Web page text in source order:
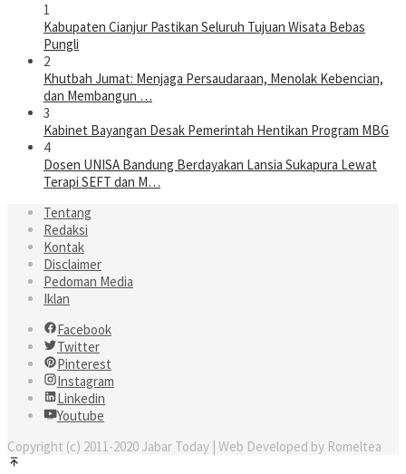
1
Kabupaten Cianjur Pastikan Seluruh Tujuan Wisata Bebas
Pungli
2
Khutbah Jumat: Menjaga Persaudaraan, Menolak Kebencian,
dan Membangun …
3
Kabinet Bayangan Desak Pemerintah Hentikan Program MBG
4
Dosen UNISA Bandung Berdayakan Lansia Sukapura Lewat
Terapi SEFT dan M…
Tentang
Redaksi
Kontak
Disclaimer
Pedoman Media
Iklan
Facebook
Twitter
Pinterest
Instagram
Linkedin
Youtube
Copyright (c) 2011-2020 Jabar Today | Web Developed by Romeltea